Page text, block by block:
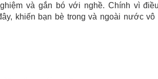
và gắn bó với nghề. Chính vì
khiến bạn bè trong và ngoài nước vô